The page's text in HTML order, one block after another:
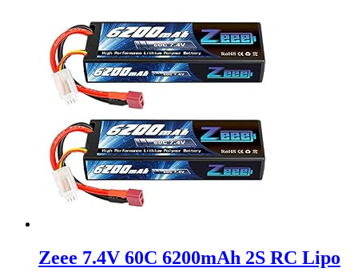
Zeee 7.4V 60C 6200mAh 2S RC Lipo